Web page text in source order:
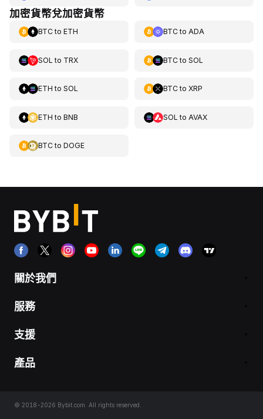
加密貨幣兌加密貨幣
BTCto ETH BTCto ADA
SOL to TRX BTCto SOL
ETH to SOL BTCto XRP
ETH to BNB SOL to AVAX
BTCto DOGE
關於我們
服務
支援
產品
© 2018-2026 Bybit.com. All rights reserved.